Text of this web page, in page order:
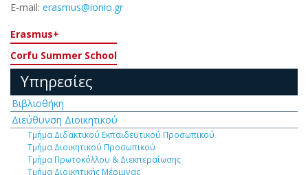
Ε-mail: erasmus@ionio.gr
Erasmus+
Corfu Summer School
Υπηρεσίες
Βιβλιοθήκη
Διεύθυνση Διοικητικού
Τμήμα Διδακτικού Εκπαιδευτικού Προσωπικού
Τμήμα Διοικητικού Προσωπικού
Τμήμα Πρωτοκόλλου & Διεκπεραίωσης
Τμήμα Διοικητικής Μέριμνας